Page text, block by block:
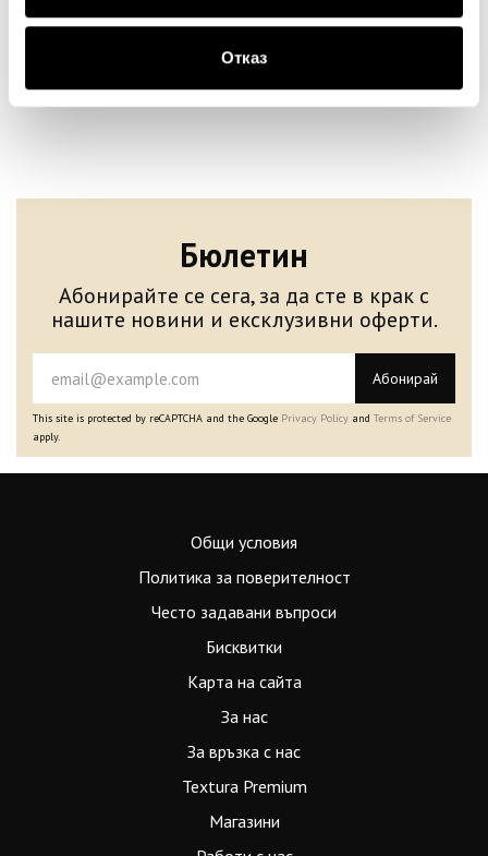
Отказ
17.00€ 33.25лв.
20.00€ 39.12лв.
Бюлетин
Абонирайте се сега, за да сте в крак с
нашите новини и ексклузивни оферти.
Абонирай
This site is protected by reCAPTCHA and the Google Privacy Policy and Terms of Service
apply.
Общи условия
Политика за поверителност
Често задавани въпроси
Бисквитки
Карта на сайта
За нас
За връзка с нас
Textura Premium
Магазини